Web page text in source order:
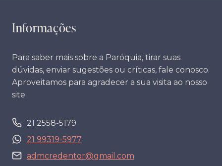
Informações
Para saber mais sobre a Paróquia, tirar suas
dúvidas, enviar sugestões ou críticas, fale conosco.
Aproveitamos para agradecer a sua visita ao nosso
site.
21 2558-5179
21 99319-5977
admcredentor@gmail.com